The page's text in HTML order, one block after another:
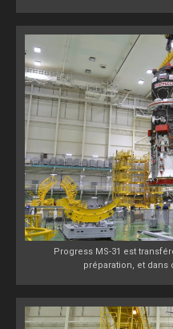
Progress MS-31 est
préparation, et dans